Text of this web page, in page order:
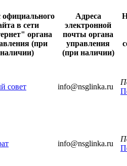
официального
в сети
органа
(при
наличии)
Адреса
электронной
почты органа
управления
(при наличии)
совет info@nsglinka.ru
info@nsglinka.ru